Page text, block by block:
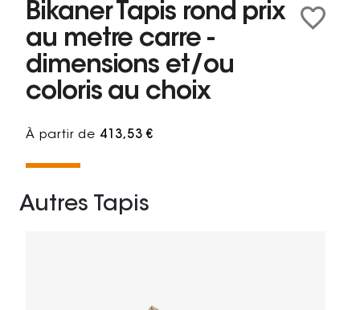
Bikaner Tapis rond prix
au metre carre -
dimensions et/ou
coloris au choix
À partir de 413,53 €
Autres Tapis